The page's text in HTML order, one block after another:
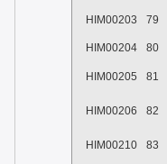
HIM00203 79
HIM00204
80
HIM00205 81
HIM00206 82
HIM00210 83